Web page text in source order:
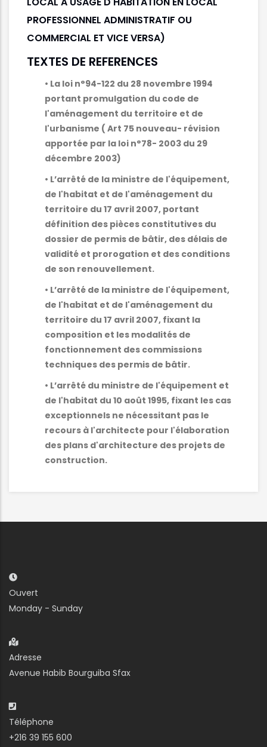
PROFESSIONNEL ADMINISTRATIF OU
COMMERCIAL ET VICE VERSA)
TEXTES DE REFERENCES
• La loi n°94-122 du 28 novembre 1994
portant promulgation du code de
l'aménagement du territoire et de
l'urbanisme ( Art 75 nouveau- révision
apportée par la loi n°78- 2003 du 29
décembre 2003)
• L’arrêté de la ministre de l'équipement,
de l'habitat et de l'aménagement du
territoire du 17 avril 2007, portant
définition des pièces constitutives du
dossier de permis de bâtir, des délais de
validité et prorogation et des conditions
de son renouvellement.
• L’arrêté de la ministre de l'équipement,
de l'habitat et de l'aménagement du
territoire du 17 avril 2007, fixant la
composition et les modalités de
fonctionnement des commissions
techniques des permis de bâtir.
• L’arrêté du ministre de l'équipement et
de l'habitat du 10 août 1995, fixant les cas
exceptionnels ne nécessitant pas le
recours à l'architecte pour l'élaboration
des plans d'architecture des projets de
construction.
Ouvert
Monday - Sunday
Adresse
Avenue Habib Bourguiba Sfax
Téléphone
+216 39 155 600